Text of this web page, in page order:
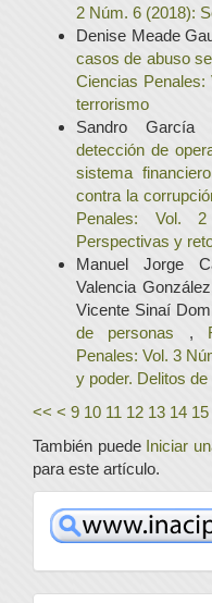
2 Núm. 6 (2018):
Denise Meade
casos de abuso
Ciencias Penales:
terrorismo
Sandro García
detección de
sistema
contra la
Penales: Vol.
Perspectivas y
Manuel Jorge
Valencia
Vicente Sinaí
de personas ,
Penales: Vol. 3
y poder. Delitos de
<< < 9 10 11 12 13 14 15
También puede Iniciar
para este artículo.
www